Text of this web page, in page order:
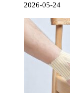
2026-05-24